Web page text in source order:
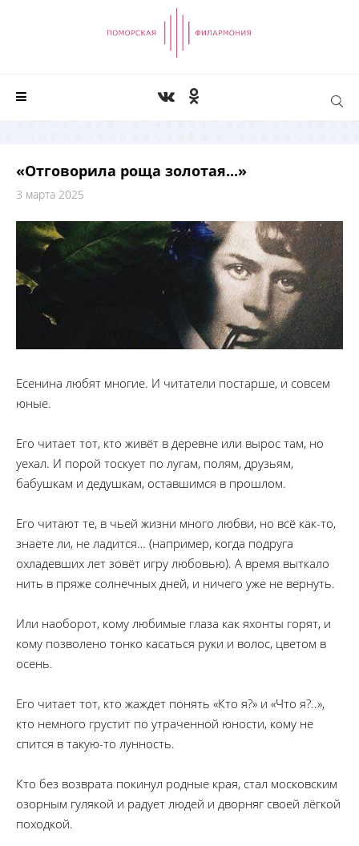
«Отговорила роща золотая...»
3 марта 2025
Есенина любят многие. И читатели постарше, и совсем
юные.
Его читает тот, кто живёт в деревне или вырос там, но
уехал. И порой тоскует по лугам, полям, друзьям,
бабушкам и дедушкам, оставшимся в прошлом.
Его читают те, в чьей жизни много любви, но всё как-то,
знаете ли, не ладится… (например, когда подруга
охладевших лет зовёт игру любовью). А время выткало
нить в пряже солнечных дней, и ничего уже не вернуть.
Или наоборот, кому любимые глаза как яхонты горят, и
кому позволено тонко касаться руки и волос, цветом в
осень.
Его читает тот, кто жаждет понять «Кто я?» и «Что я?..»,
кто немного грустит по утраченной юности, кому не
спится в такую-то лунность.
Кто без возврата покинул родные края, стал московским
озорным гулякой и радует людей и дворняг своей лёгкой
походкой.